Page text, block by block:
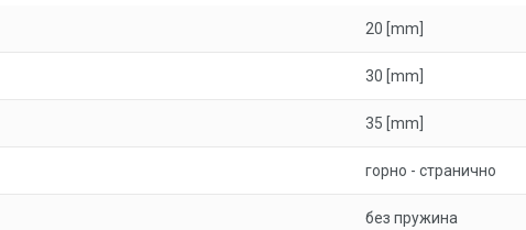
20 [mm]
30 [mm]
35 [mm]
горно - странично
без пружина